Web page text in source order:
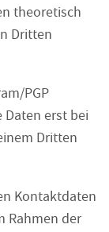
theoretisch
Dritten
PGP
Daten erst bei
Dritten
Kontaktdaten
Rahmen der